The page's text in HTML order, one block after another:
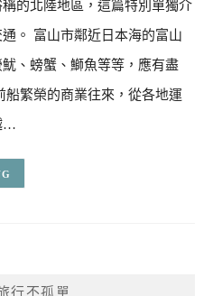
的北陸地區，這篇特別單獨介
。 富山市鄰近日本海的富山
、螃蟹、鰤魚等等，應有盡
繁榮的商業往來，從各地運
…
行不孤單